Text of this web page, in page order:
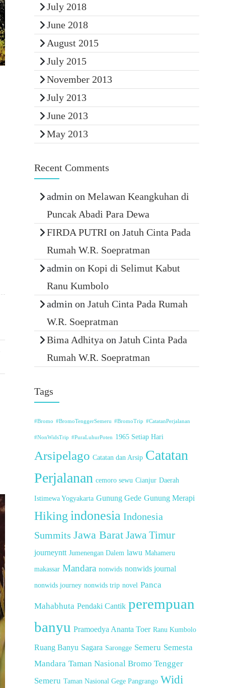
July 2018
June 2018
August 2015
July 2015
November 2013
July 2013
June 2013
May 2013
Recent Comments
admin onMelawan Keangkuhan di
Puncak Abadi Para Dewa
FIRDA PUTRI onJatuh Cinta Pada
Rumah W.R. Soepratman
admin onKopi di Selimut Kabut
Ranu Kumbolo
admin onJatuh Cinta Pada Rumah
W.R. Soepratman
Bima Adhitya onJatuh Cinta Pada
Rumah W.R. Soepratman
Tags
#Bromo #BromoTenggerSemeru #BromoTrip #CatatanPerjalanan
#NonWidsTrip #PuraLuhurPoten 1965 Setiap Hari
Arsipelago Catatan dan Arsip Catatan
Perjalanan cemoro sewu Cianjur Daerah
Istimewa Yogyakarta Gunung Gede Gunung Merapi
Hiking indonesia Indonesia
Summits Jawa Barat Jawa Timur
journeyntt Jumenengan Dalem lawu Mahameru
makassar Mandara nonwids nonwids journal
nonwids journey nonwids trip novel Panca
Mahabhuta Pendaki Cantik perempuan
banyu Pramoedya Ananta Toer Ranu Kumbolo
Ruang Banyu Sagara Sarongge Semeru Semesta
Mandara Taman Nasional Bromo Tengger
Semeru Taman Nasional Gege Pangrango Widi